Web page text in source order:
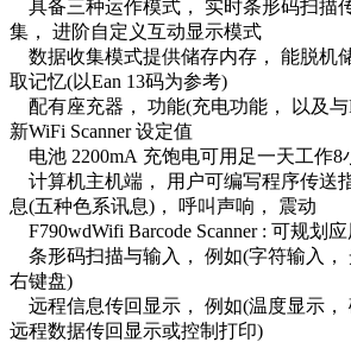
具备三种运作模式， 实时条形码扫描传
集， 进阶自定义互动显示模式
数据收集模式提供储存内存， 能脱
取记忆(以Ean 13码为参考)
配有座充器， 功能(充电功能， 以
新WiFi Scanner 设定值
电池 2200mA 充饱电可用足一天工作8
计算机主机端， 用户可编写程序传送指
息(五种色系讯息)， 呼叫声响， 震动
F790wdWifi Barcode Scanner : 可规划应
条形码扫描与输入， 例如(字符输入，
右键盘)
远程信息传回显示， 例如(温度显示，
远程数据传回显示或控制打印)